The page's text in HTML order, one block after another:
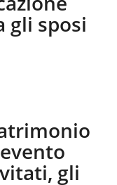
gli sposi
gli